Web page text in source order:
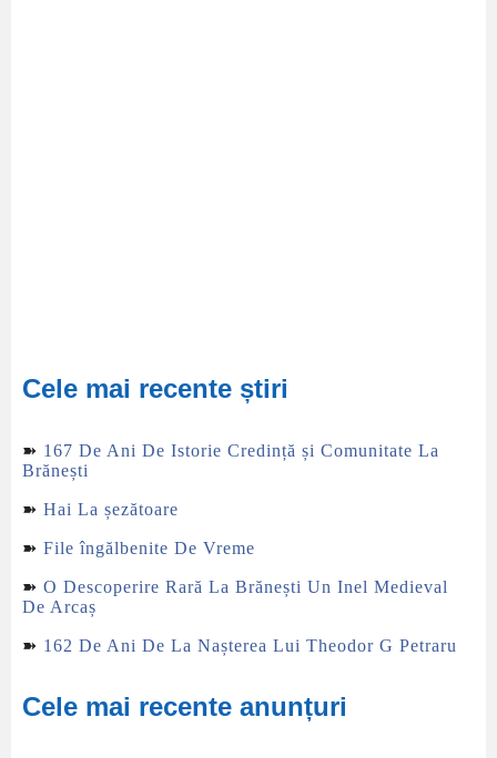
Cele mai recente știri
➽ 167 De Ani De Istorie Credință și Comunitate La
Brănești
➽ Hai La șezătoare
➽ File îngălbenite De Vreme
➽ O Descoperire Rară La Brănești Un Inel Medieval
De Arcaș
➽ 162 De Ani De La Nașterea Lui Theodor G Petraru
Cele mai recente anunțuri